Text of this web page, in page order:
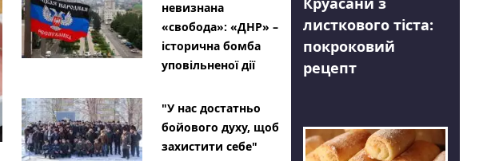
невизнана
«свобода»: «ДНР» –
історична бомба
уповільненої дії
"У нас достатньо
бойового духу, щоб
захистити себе"
листкового тіста:
покроковий
рецепт